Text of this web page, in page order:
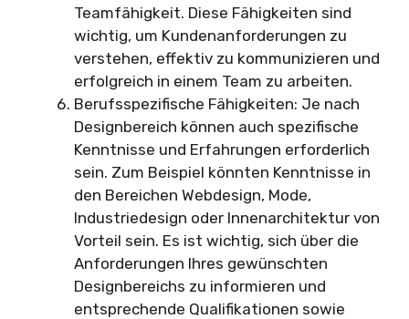
Teamfähigkeit. Diese Fähigkeiten sind
wichtig, um Kundenanforderungen zu
verstehen, effektiv zu kommunizieren und
erfolgreich in einem Team zu arbeiten.
Berufsspezifische Fähigkeiten: Je nach
Designbereich können auch spezifische
Kenntnisse und Erfahrungen erforderlich
sein. Zum Beispiel könnten Kenntnisse in
den Bereichen Webdesign, Mode,
Industriedesign oder Innenarchitektur von
Vorteil sein. Es ist wichtig, sich über die
Anforderungen Ihres gewünschten
Designbereichs zu informieren und
entsprechende Qualifikationen sowie